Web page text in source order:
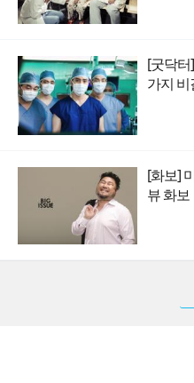
[굿닥
가지 비
[화보]
뷰 화보